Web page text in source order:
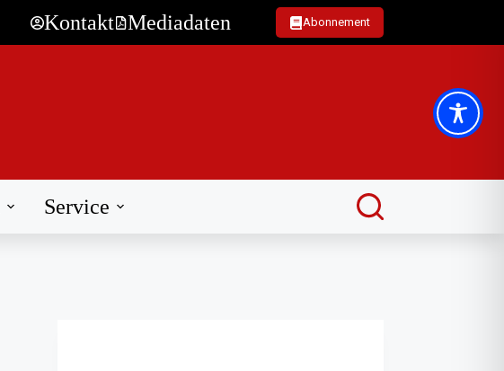
Kontakt Mediadaten Abonnement
Service